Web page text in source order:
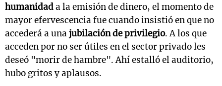
humanidada la emisión de dinero, el momento de
mayor efervescencia fue cuando insistió en que no
accederá a unajubilación de privilegio. A los que
acceden por no ser útiles en el sector privado les
deseó "morir de hambre". Ahí estalló el auditorio,
hubo gritos y aplausos.